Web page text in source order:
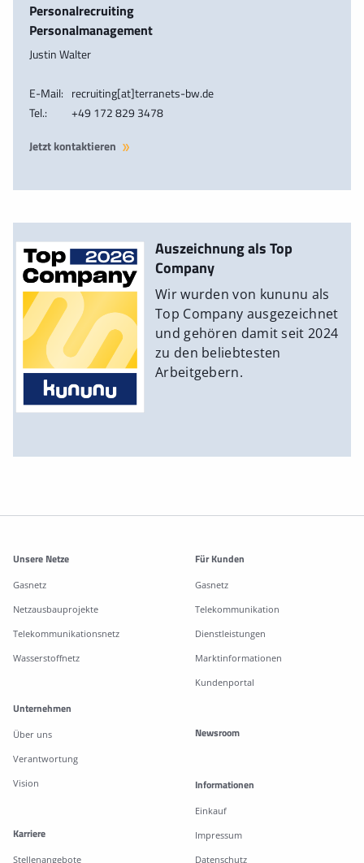
Personalrecruiting
Personalmanagement
Justin Walter
E-Mail: recruiting[at]terranets-bw.de
Tel.:
+49 172 829 3478
Jetzt kontaktieren
Auszeichnung als Top
Company
Wir wurden von kununu als
Top Company ausgezeichnet
und gehören damit seit 2024
zu den beliebtesten
Arbeitgebern.
Weitere Informationen
Unsere Netze
Gasnetz
Netzausbauprojekte
Telekommunikationsnetz
Wasserstoffnetz
Für Kunden
Gasnetz
Telekommunikation
Dienstleistungen
Marktinformationen
Kundenportal
Unternehmen
Über uns
Verantwortung
Vision
Karriere
Stellenangebote
Newsroom
Informationen
Einkauf
Impressum
Datenschutz